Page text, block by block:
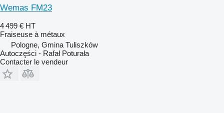
Wemas FM23
4 499 € HT
Fraiseuse à métaux
Pologne, Gmina Tuliszków
Autoczęści - Rafał Poturała
Contacter le vendeur